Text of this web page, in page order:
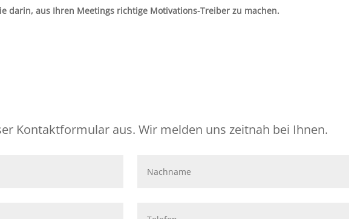
darin, aus Ihren Meetings richtige Motivations-Treiber zu machen.
Kontaktformular aus. Wir melden uns zeitnah bei Ihnen.